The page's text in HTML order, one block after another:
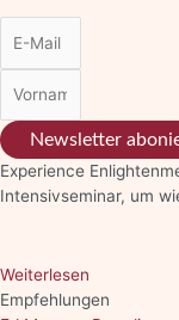
Newsletter
Experience
Intensivseminar, um
Weiterlesen
Empfehlungen